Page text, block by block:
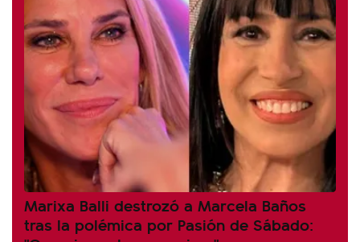
Marixa Balli destrozó a Marcela Baños
tras la polémica por Pasión de Sábado: